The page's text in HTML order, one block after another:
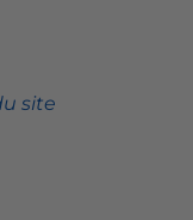
site